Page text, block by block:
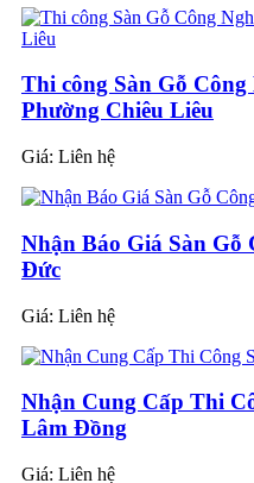
Thi công Sàn Gỗ
Phường Chiêu Liêu
Giá: Liên hệ
Nhận Báo Giá Sàn Gỗ
Đức
Giá: Liên hệ
Nhận Cung Cấp Thi
Lâm Đồng
Giá: Liên hệ